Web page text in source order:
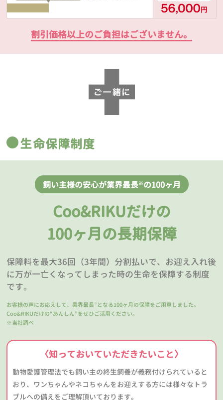
割引価格以上のご負担はございません。
生命保障制度
飼い主様の安心が業界最長※の100ヶ月
Coo&RIKUだけの
100ヶ月の長期保障
保障料を最大36回（3年間）分割払いで、お迎え入れ後
に万が一亡くなってしまった時の生命を保障する制度
です。
お客様の声にお応えして、業界最長 ※ となる100ヶ月の保障をご用意しました。
Coo&RIKUだけの“あんしん”をぜひご活用ください。
※当社調べ
〈知っておいていただきたいこと〉
動物愛護管理法でも飼い主の終生飼養が義務付けられていると
おり、ワンちゃんやネコちゃんをお迎えする方には様々なトラ
ブルへの備えをご理解頂いております。